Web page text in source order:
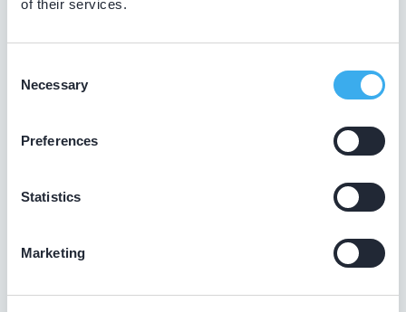
of their services.
Selection
Necessary
Preferences
Statistics
Marketing
Ocak, F.
Dorpsstraat 130 C, Barendrecht 2992 BE